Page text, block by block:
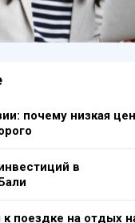
почему низкая
в
к поездке на отдых